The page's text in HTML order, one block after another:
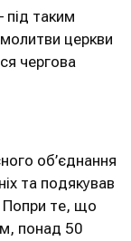
під таким
церкви
чергова
об’єднання
та подякував
Попри те, що
понад 50